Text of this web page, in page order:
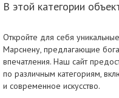
В этой категории
Откройте для себя
Марснену, предлагающие
впечатления. Наш сайт
по различным категориям,
и современное искусство.